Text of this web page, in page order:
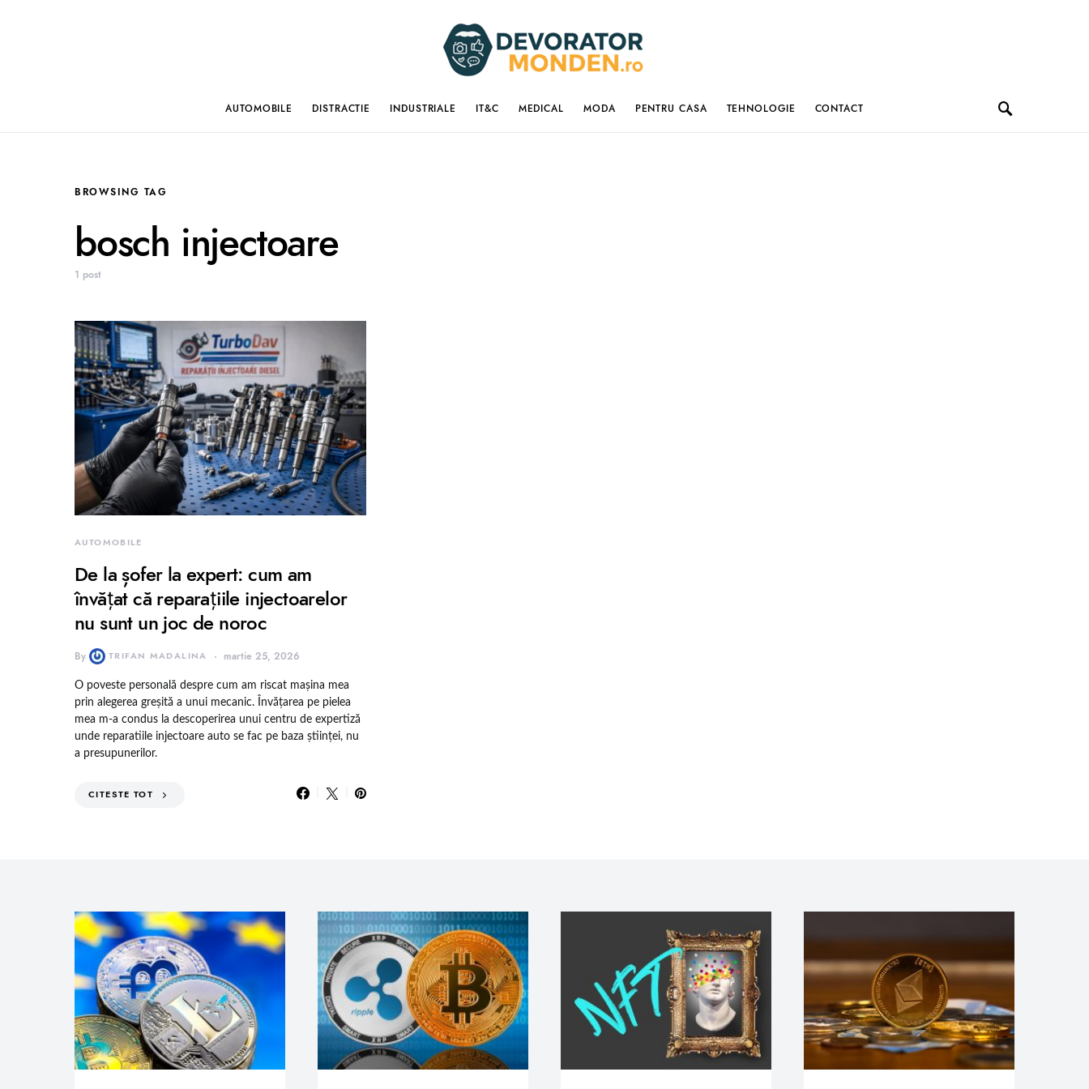
AUTOMOBILE DISTRACTIE INDUSTRIALE IT&C MEDICAL MODA PENTRU CASA TEHNOLOGIE CONTACT
BROWSING TAG
bosch injectoare
1 post
AUTOMOBILE
De la șofer la expert: cum am
învățat că reparațiile injectoarelor
nu sunt un joc de noroc
By TRIFAN MADALINA martie 25, 2026
O poveste personală despre cum am riscat mașina mea
prin alegerea greșită a unui mecanic. Învățarea pe pielea
mea m-a condus la descoperirea unui centru de expertiză
unde reparatiile injectoare auto se fac pe baza științei, nu
a presupunerilor.
CITESTE TOT